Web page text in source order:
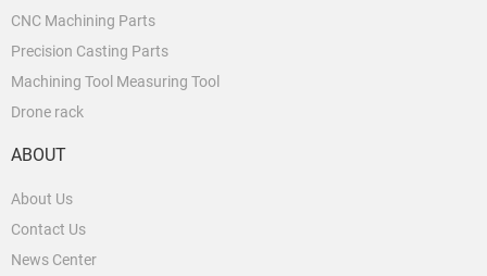
CNC Machining Parts
Precision Casting Parts
Machining Tool Measuring Tool
Drone rack
ABOUT
About Us
Contact Us
News Center